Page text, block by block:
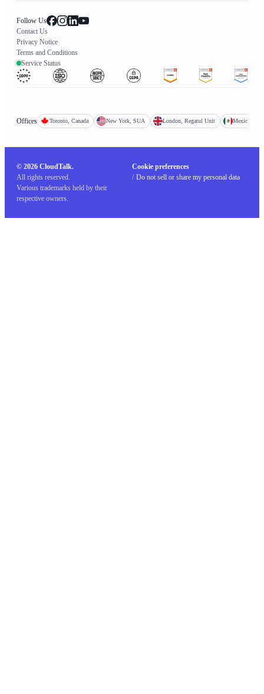
Follow Us
Contact Us
Privacy Notice
Terms and Conditions
Service Status
Offices Toronto, Canada New York, SUA London, Regatul Unit Mexico
© 2026 CloudTalk.
All rights reserved.
Various trademarks held by their
respective owners.
Cookie preferences
/ Do not sell or share my personal data